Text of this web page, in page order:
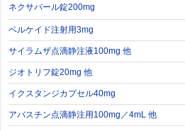
ネクサバール錠200mg
ベルケイド注射用3mg
サイラムザ点滴静注液100mg 他
ジオトリフ錠20mg 他
イクスタンジカプセル40mg
アバスチン点滴静注用100mg／4mL 他